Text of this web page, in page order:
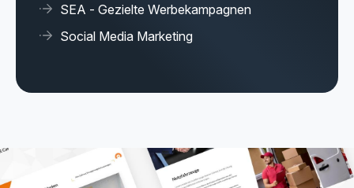
SEA - Gezielte Werbekampagnen
Social Media Marketing